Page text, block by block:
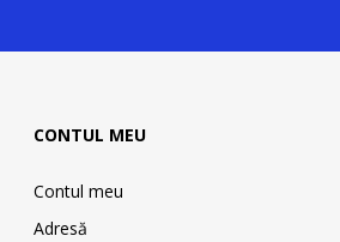
CONTUL MEU
Contul meu
Adresă